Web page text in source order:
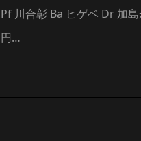
Pf 川合彰 Ba ヒゲベ Dr 加
円…